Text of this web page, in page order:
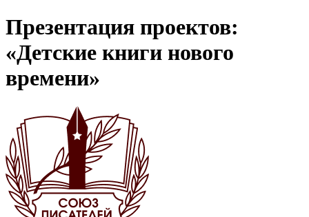
Презентация проектов:
«Детские книги нового
времени»